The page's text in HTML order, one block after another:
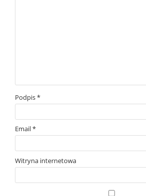
Podpis*
Email*
Witryna internetowa